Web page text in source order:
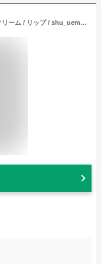
【公式】ルージュ アンリミテッド キヌ クリーム / リップ / shu_uemura シュウウエムラ 正規品 / 滑らかなテクスチャー / 送料無料 シュウ 公式 公式ショップ / プレゼント ギフト 誕生日 誕生日プレゼント 女性 妻 彼女 化粧品 ブランド デパコス